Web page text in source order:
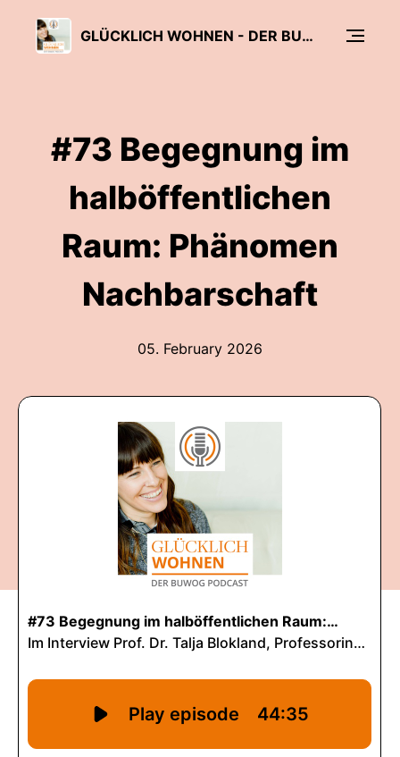
GLÜCKLICH WOHNEN - DER BUWOG PODCAST
#73 Begegnung im
halböffentlichen
Raum: Phänomen
Nachbarschaft
05. February 2026